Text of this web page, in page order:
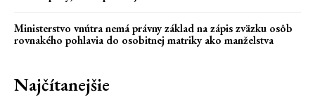
Ministerstvo vnútra nemá právny základ na zápis zväzku osôb
rovnakého pohlavia do osobitnej matriky ako manželstva
Najčítanejšie